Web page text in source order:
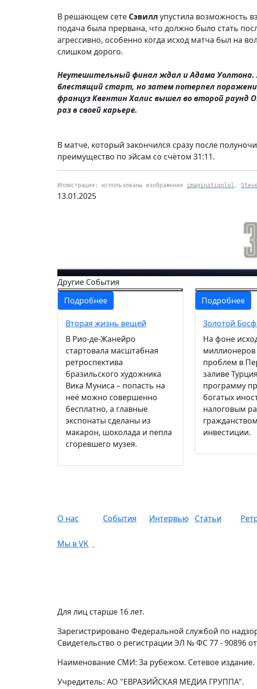
В решающем сете Сэвилл упустила возможность
подача была прервана, что должно было стать
агрессивно, особенно когда исход матча был на
слишком дорого.
Неутешительный финал ждал и Адама Уолтона.
блестящий старт, но затем потерпел
француз Квентин Халис вышел во второй
раз в своей карьере.
В матче, который закончился сразу после
преимущество по эйсам со счётом 31:11.
Иллюстрация: использованы изображения imaginationlol ,
13.01.2025
Другие События
Подробнее
Вторая жизнь вещей
В Рио-де-Жанейро
стартовала масштабная
ретроспектива
бразильского художника
Вика Муниса – попасть на
неё можно совершенно
бесплатно, а главные
экспонаты сделаны из
макарон, шоколада и пепла
сгоревшего музея.
Подробнее
Золотой
На фоне
проблем в
заливе
программу
богатых
налоговым
инвестиции.
О нас События Интервью Статьи
Мы в VK
Для лиц старше 16 лет.
Зарегистрировано Федеральной службой по
Свидетельство о регистрации ЭЛ № ФС 77 - 90896
Наименование СМИ: За рубежом. Сетевое издание.
Учредитель: АО "ЕВРАЗИЙСКАЯ МЕДИА ГРУППА".